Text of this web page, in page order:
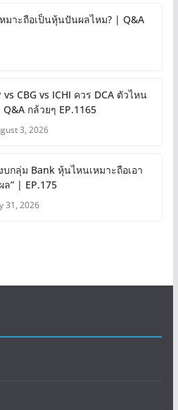
มาะถือเป็นหุ้นปันผลไหม? | Q&A
vs CBG vs ICHI ควร DCA ตัวไหน
กล้วยๆ EP.1165
3, 2026
บกลุ่ม Bank หุ้นไหนเหมาะถือเอา
ล” | EP.175
31, 2026